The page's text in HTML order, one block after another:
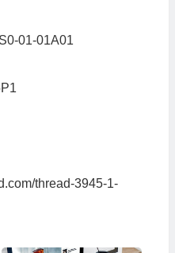
01-01A01
thread-3945-1-